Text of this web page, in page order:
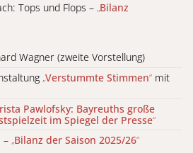
Tops und Flops – „Bilanz
Wagner (zweite Vorstellung)
„Verstummte Stimmen“ mit
Pawlofsky: Bayreuths große
im Spiegel der Presse“
– „Bilanz der Saison 2025/26“